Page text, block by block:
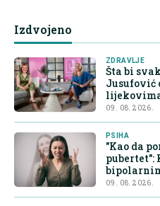
Izdvojeno
ZDRAVLJE
Šta bi
Jusufović
09. 08. 2026.
PSIHA
"Kao da
pubertet":
09. 08. 2026.